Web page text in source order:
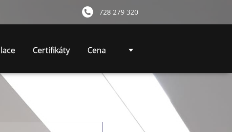
728 279 320
Certifikáty Cena